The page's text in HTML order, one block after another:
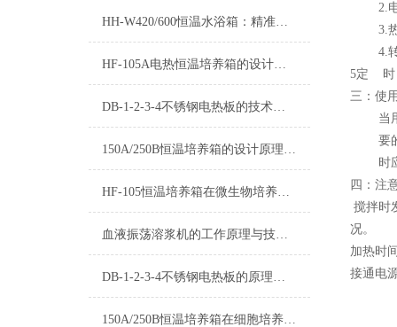
HH-W420/600恒温水浴箱：精准控温的实验室恒温解决方案
HF-105A电热恒温培养箱的设计原理与性能分析
DB-1-2-3-4不锈钢电热板的技术优势分析
150A/250B恒温培养箱的设计原理与技术特点
HF-105恒温培养箱在微生物培养中的应用
血液振荡溶浆机的工作原理与技术优化
DB-1-2-3-4不锈钢电热板的原理和用途及操作应用领域有哪些？
150A/250B恒温培养箱在细胞培养中的应用
2.
3.
4.
5定 时
三：使
当
要
时
四：注
搅拌时
况。
加热时
接通电